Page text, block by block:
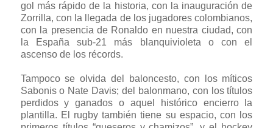
gol más rápido de la historia, con la inauguración de
Zorrilla, con la llegada de los jugadores colombianos,
con la presencia de Ronaldo en nuestra ciudad, con
la España sub-21 más blanquivioleta o con el
ascenso de los récords.
Tampoco se olvida del baloncesto, con los míticos
Sabonis o Nate Davis; del balonmano, con los títulos
perdidos y ganados o aquel histórico encierro la
plantilla. El rugby también tiene su espacio, con los